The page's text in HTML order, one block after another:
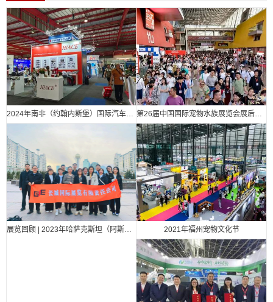
2024年南非（约翰内斯堡）国际汽车零部件、汽车技术及服务展览会 第26届中国国际宠物水族展览会展后报告
2021年福州宠物文化节